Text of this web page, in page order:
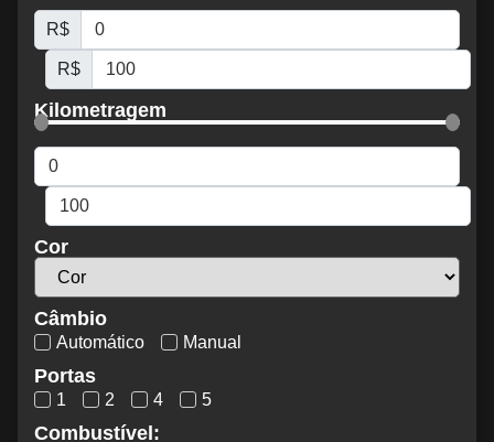
R$
R$
Kilometragem
Cor
Câmbio
Automático Manual
Portas
1 2 4 5
Combustível: